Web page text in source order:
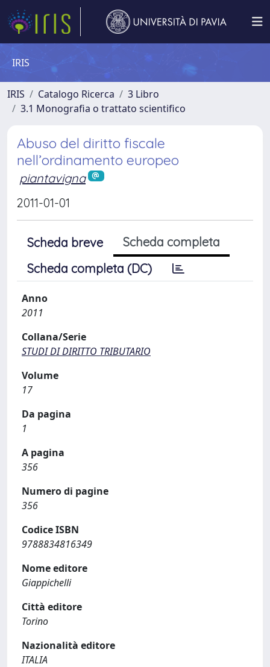
IRIS
IRIS Catalogo Ricerca
3 Libro
3.1 Monografia o trattato scientifico
Abuso del diritto fiscale
nell’ordinamento europeo
piantavigna
2011-01-01
Scheda breve
Scheda completa
Scheda completa (DC)
Anno
2011
Collana/Serie
STUDI DI DIRITTO TRIBUTARIO
Volume
17
Da pagina
1
A pagina
356
Numero di pagine
356
Codice ISBN
9788834816349
Nome editore
Giappichelli
Città editore
Torino
Nazionalità editore
ITALIA